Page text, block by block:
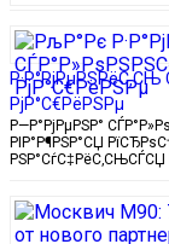
РјР°С€РёРЅРµ
Р—Р°РјРµРЅР°
РІР°Р¶РЅР°СЏ
РЅР°СѓС‡РёС‚СЊСЃСЏ